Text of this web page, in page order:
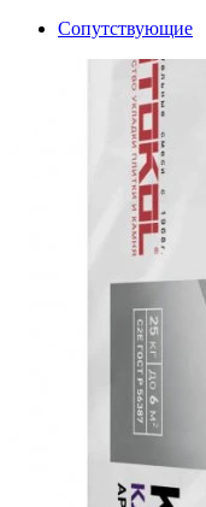
Сопутствующие